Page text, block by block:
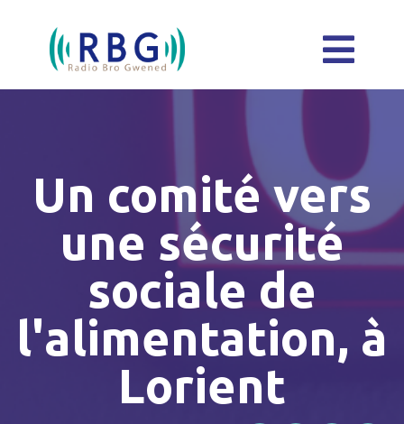
Un comité vers
une sécurité
sociale de
l'alimentation, à
Lorient